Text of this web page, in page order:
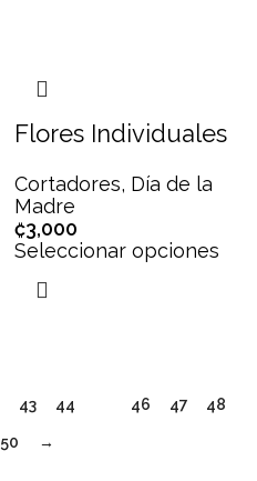
Flores Individuales
Cortadores, Día de la
Madre
₡3,000
Seleccionar opciones
43 44 46 47 48
50 →